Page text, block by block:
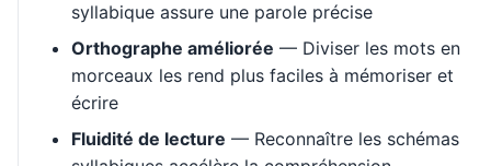
syllabique assure une parole précise
Orthographe améliorée — Diviser les mots en
morceaux les rend plus faciles à mémoriser et
écrire
Fluidité de lecture — Reconnaître les schémas